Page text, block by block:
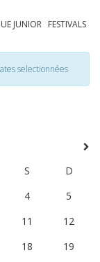
JUNIOR FESTIVALS
selectionnées
S
D
4
5
11
12
18
19